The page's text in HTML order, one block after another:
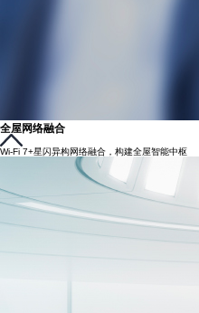
全屋网络融合
Wi-Fi 7+星闪异构网络融合，构建全屋智能中枢